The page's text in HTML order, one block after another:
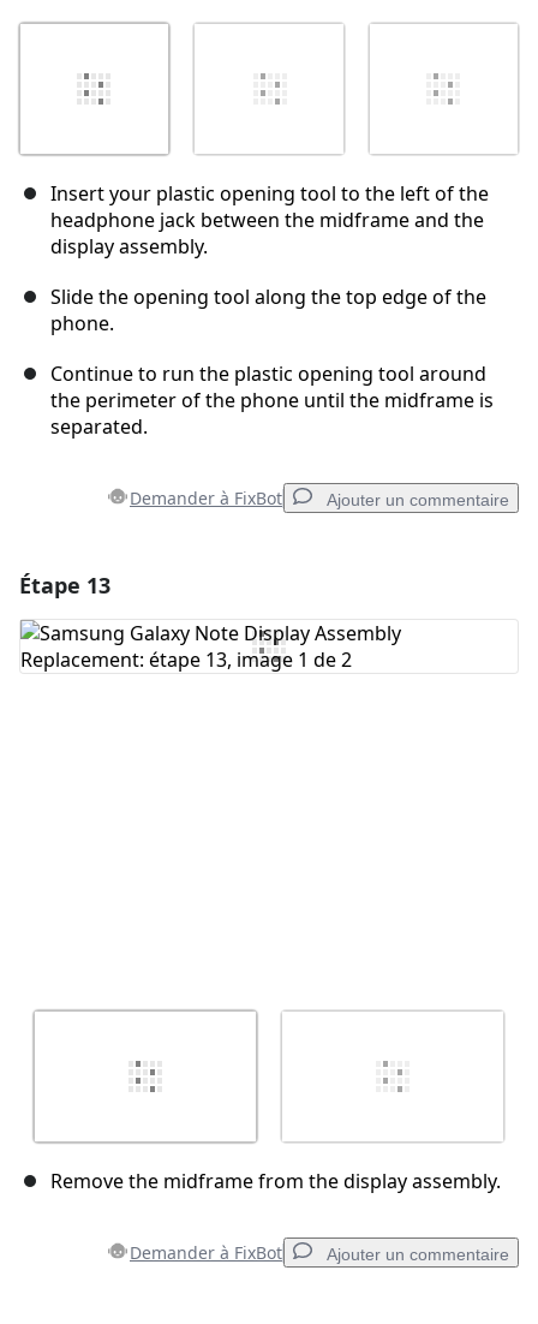
Insert your plastic opening tool to the left of the
headphone jack between the midframe and the
display assembly.
Slide the opening tool along the top edge of the
phone.
Continue to run the plastic opening tool around
the perimeter of the phone until the midframe is
separated.
Demander à FixBot Ajouter un commentaire
Ajouter un commentaire
Étape 13
Remove the midframe from the display assembly.
Demander à FixBot Ajouter un commentaire